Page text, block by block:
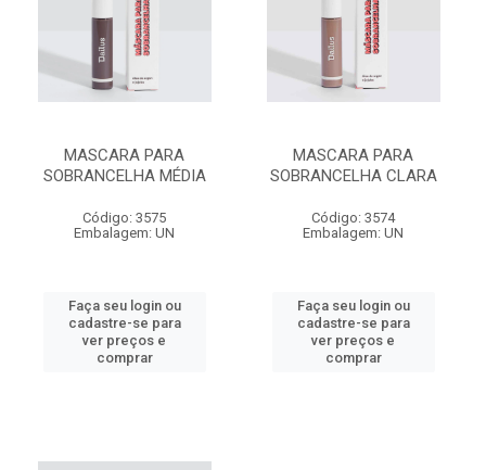
MASCARA PARA
SOBRANCELHA MÉDIA
Código: 3575
Embalagem: UN
Faça seu login ou
cadastre-se para
ver preços e
comprar
MASCARA PARA
SOBRANCELHA CLARA
Código: 3574
Embalagem: UN
Faça seu login ou
cadastre-se para
ver preços e
comprar